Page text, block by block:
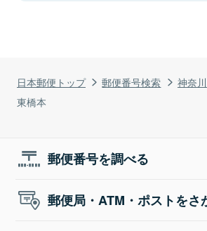
日本郵便トップ 郵便番号検索 神奈
東橋本
郵便番号を調べる
郵便局・ATM・ポストをさ